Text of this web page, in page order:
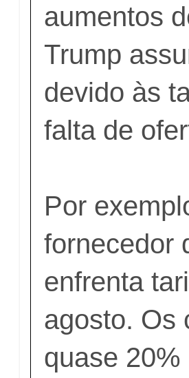
aumentos
Trump
devido às
falta de
Por
fornecedor
enfrenta
agosto. Os
quase